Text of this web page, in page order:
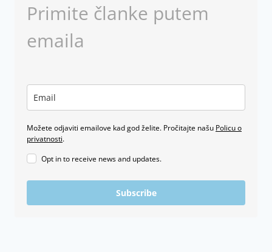
Primite članke putem
emaila
Možete odjaviti emailove kad god želite. Pročitajte našu Policu o
privatnosti.
Opt in to receive news and updates.
Subscribe